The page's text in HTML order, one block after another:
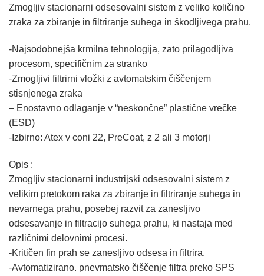
Zmogljiv stacionarni odsesovalni sistem z veliko količino
zraka za zbiranje in filtriranje suhega in škodljivega prahu.
-Najsodobnejša krmilna tehnologija, zato prilagodljiva
procesom, specifičnim za stranko
-Zmogljivi filtrirni vložki z avtomatskim čiščenjem
stisnjenega zraka
– Enostavno odlaganje v “neskončne” plastične vrečke
(ESD)
-Izbirno: Atex v coni 22, PreCoat, z 2 ali 3 motorji
Opis :
Zmogljiv stacionarni industrijski odsesovalni sistem z
velikim pretokom raka za zbiranje in filtriranje suhega in
nevarnega prahu, posebej razvit za zanesljivo
odsesavanje in filtracijo suhega prahu, ki nastaja med
različnimi delovnimi procesi.
-Kritičen fin prah se zanesljivo odsesa in filtrira.
-Avtomatizirano. pnevmatsko čiščenje filtra preko SPS